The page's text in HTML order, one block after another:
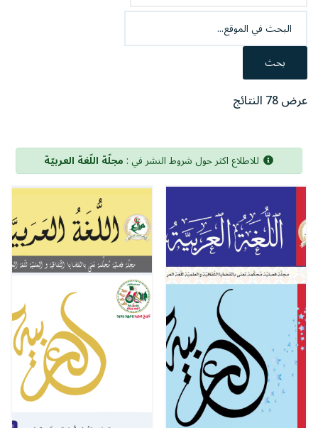
بحث
عرض 78 النتائج
للاطلاع اكثر حول شروط النشر في :مجلّة اللّغة العربيّة